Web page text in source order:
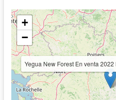
Yegua New Forest En venta
+
−